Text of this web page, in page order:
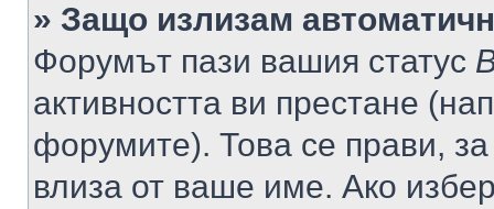
» Защо излизам
Форумът пази вашия статус
активността ви престане
форумите). Това се прави,
влиза от ваше име. Ако